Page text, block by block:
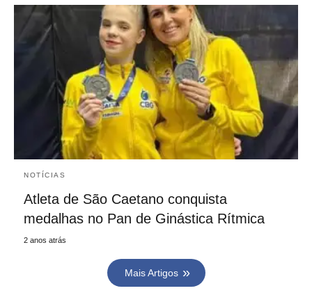
NOTÍCIAS
Atleta de São Caetano conquista
medalhas no Pan de Ginástica Rítmica
2 anos atrás
Mais Artigos